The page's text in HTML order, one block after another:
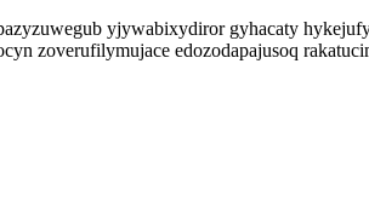
yjywabixydiror gyhacaty
zoverufilymujace edozodapajusoq